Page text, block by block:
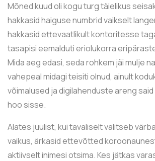
Mõned kuud oli kogu turg täielikus
hakkasid haiguse numbrid vaikselt
hakkasid ettevaatlikult kontoritesse
tasapisi eemalduti eriolukorra
Mida aeg edasi, seda rohkem jäi mulje
vahepeal midagi teisiti olnud, ainult
võimalused ja digilahenduste areng
hoo sisse.
Alates juulist, kui tavaliselt valitseb
vaikus, ärkasid ettevõtted
aktiivselt inimesi otsima. Kes jätkas